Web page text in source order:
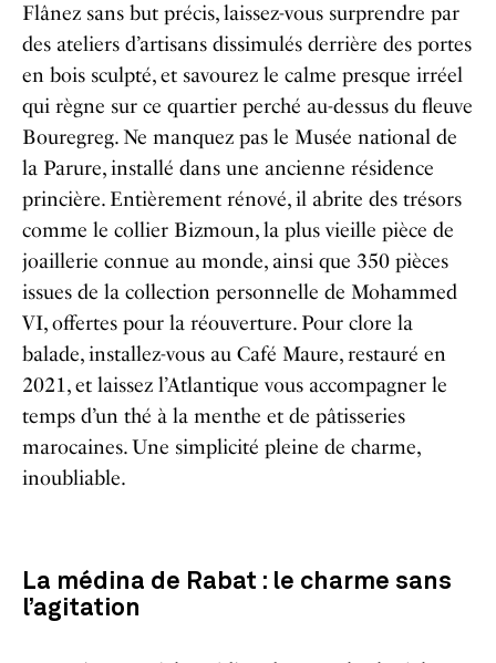
Flânez sans but précis, laissez-vous surprendre par
des ateliers d’artisans dissimulés derrière des portes
en bois sculpté, et savourez le calme presque irréel
qui règne sur ce quartier perché au-dessus du fleuve
Bouregreg. Ne manquez pas le Musée national de
la Parure, installé dans une ancienne résidence
princière. Entièrement rénové, il abrite des trésors
comme le collier Bizmoun, la plus vieille pièce de
joaillerie connue au monde, ainsi que 350 pièces
issues de la collection personnelle de Mohammed
VI, offertes pour la réouverture. Pour clore la
balade, installez-vous au Café Maure, restauré en
2021, et laissez l’Atlantique vous accompagner le
temps d’un thé à la menthe et de pâtisseries
marocaines. Une simplicité pleine de charme,
inoubliable.
La médina de Rabat : le charme sans
l’agitation